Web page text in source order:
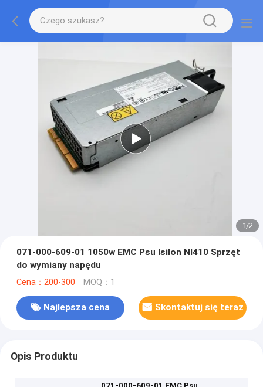
1/2
071-000-609-01 1050w EMC Psu Isilon Nl410 Sprzęt
do wymiany napędu
Cena：200-300 MOQ：1
Najlepsza cena Skontaktuj się teraz
Opis Produktu
,